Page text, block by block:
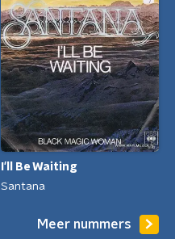
I'll Be Waiting
Santana
Meer nummers